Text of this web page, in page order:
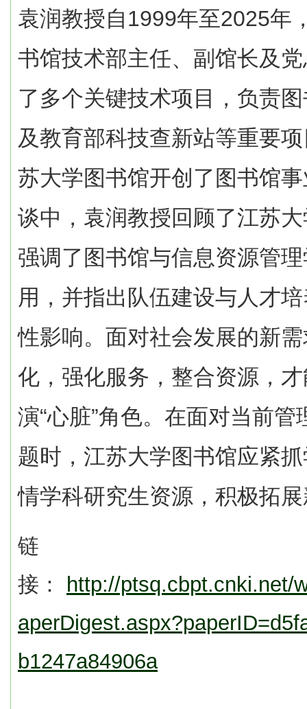
袁润教授自1999年至2025年
书馆技术部主任、副馆长及
了多个关键技术项目，负责
及教育部科技查新站等重要
苏大学图书馆开创了图书馆
谈中，袁润教授回顾了江苏
强调了图书馆与信息资源管
用，并指出队伍建设与人才
性影响。面对社会发展的新
化，强化服务，整合资源，
演“心脏”角色。在面对当前
题时，江苏大学图书馆应紧
情学科研究生资源，积极拓
链
接：
http://ptsq.cbpt.cnki.net/
b1247a84906a